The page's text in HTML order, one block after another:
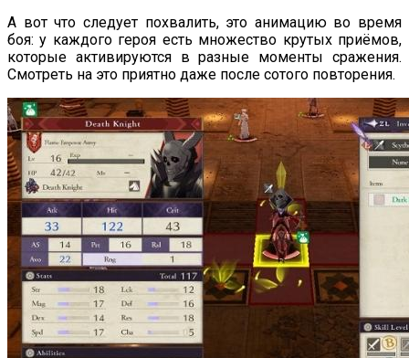
А вот что следует похвалить, это анимацию во время
боя: у каждого героя есть множество крутых приёмов,
которые активируются в разные моменты сражения.
Смотреть на это приятно даже после сотого повторения.